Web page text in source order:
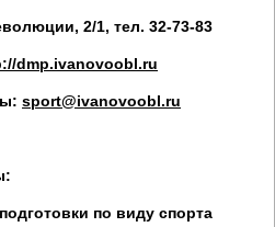
2/1, тел. 32-73-83
dmp.ivanovoobl.ru
sport@ivanovoobl.ru
по виду спорта